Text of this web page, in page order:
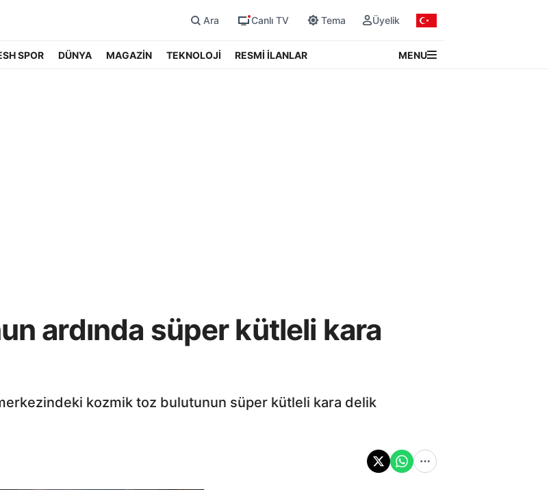
Ara Canlı TV Tema Üyelik
SPOR DÜNYA MAGAZİN TEKNOLOJİ RESMİ İLANLAR MENU
ardında süper kütleli kara
kozmik toz bulutunun süper kütleli kara delik